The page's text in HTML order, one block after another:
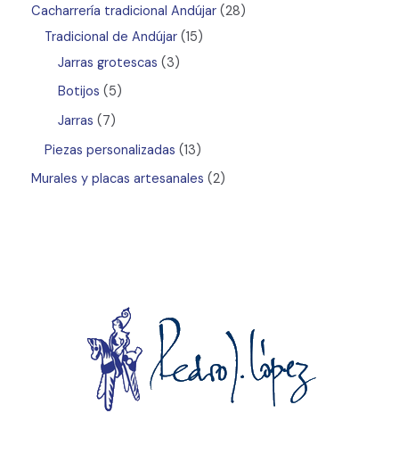
Cacharrería tradicional Andújar 28
Tradicional de Andújar 15
Jarras grotescas
3
Botijos
5
Jarras
7
Piezas personalizadas 13
Murales y placas artesanales 2